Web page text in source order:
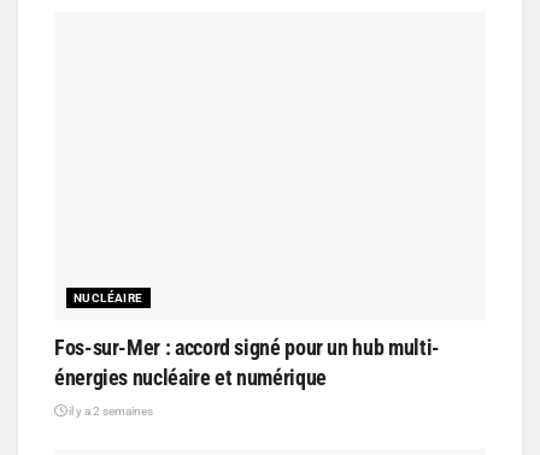
NUCLÉAIRE
Fos-sur-Mer : accord signé pour un hub multi-
énergies nucléaire et numérique
il y a 2 semaines